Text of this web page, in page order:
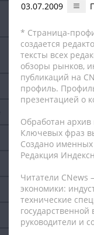
03.07.2009
* Страница-
создается
тексты всех
обзоры рынков,
публикаций на
профиль.
презентацией о
Обработан архив
Ключевых фраз
Создано именных
Редакция
Читатели CNews
экономики:
технические
руководители и